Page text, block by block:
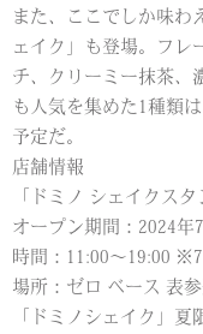
また、ここでしか味わ
ェイク」も登場。フレ
チ、クリーミー抹茶、
も人気を集めた1種類
予定だ。
店舗情報
「ドミノ シェイクスタ
オープン期間：2024年
時間：11:00〜19:00
場所：ゼロ ベース 表
「ドミノシェイク」夏